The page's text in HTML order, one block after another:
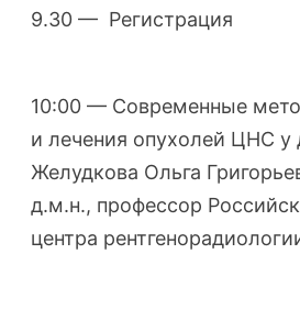
9.30 — Регистрация
10:00 — Современные
и лечения опухолей ЦНС
Желудкова Ольга
д.м.н., профессор
центра